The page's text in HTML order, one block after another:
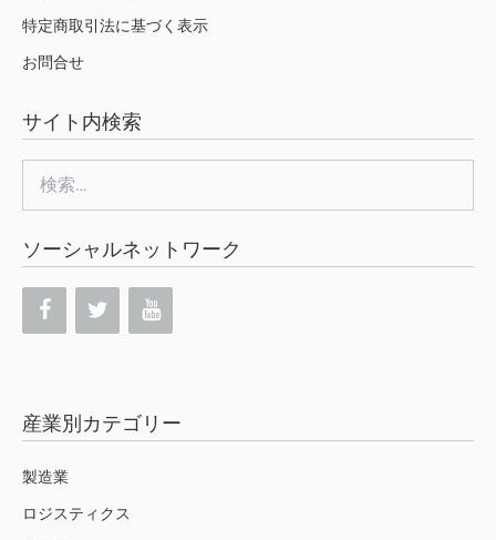
特定商取引法に基づく表示
お問合せ
サイト内検索
索:
ソーシャルネットワーク
産業別カテゴリー
製造業
ロジスティクス